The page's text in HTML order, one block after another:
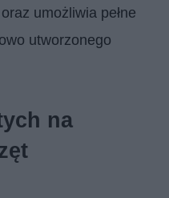
umożliwia pełne
utworzonego
na